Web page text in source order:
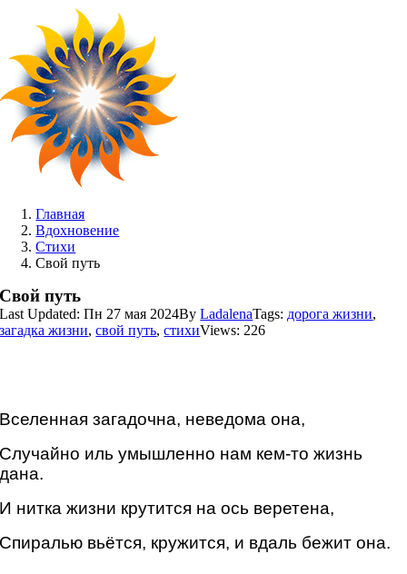
content
Главная
Вдохновение
Стихи
Свой путь
Свой путь
Last Updated: Пн 27 мая 2024ByLadalenaTags: дорога жизни,
загадка жизни,свой путь,стихиViews: 226
Вселенная загадочна, неведома она,
Случайно иль умышленно нам кем-то жизнь
дана.
И нитка жизни крутится на ось веретена,
Спиралью вьётся, кружится, и вдаль бежит она.